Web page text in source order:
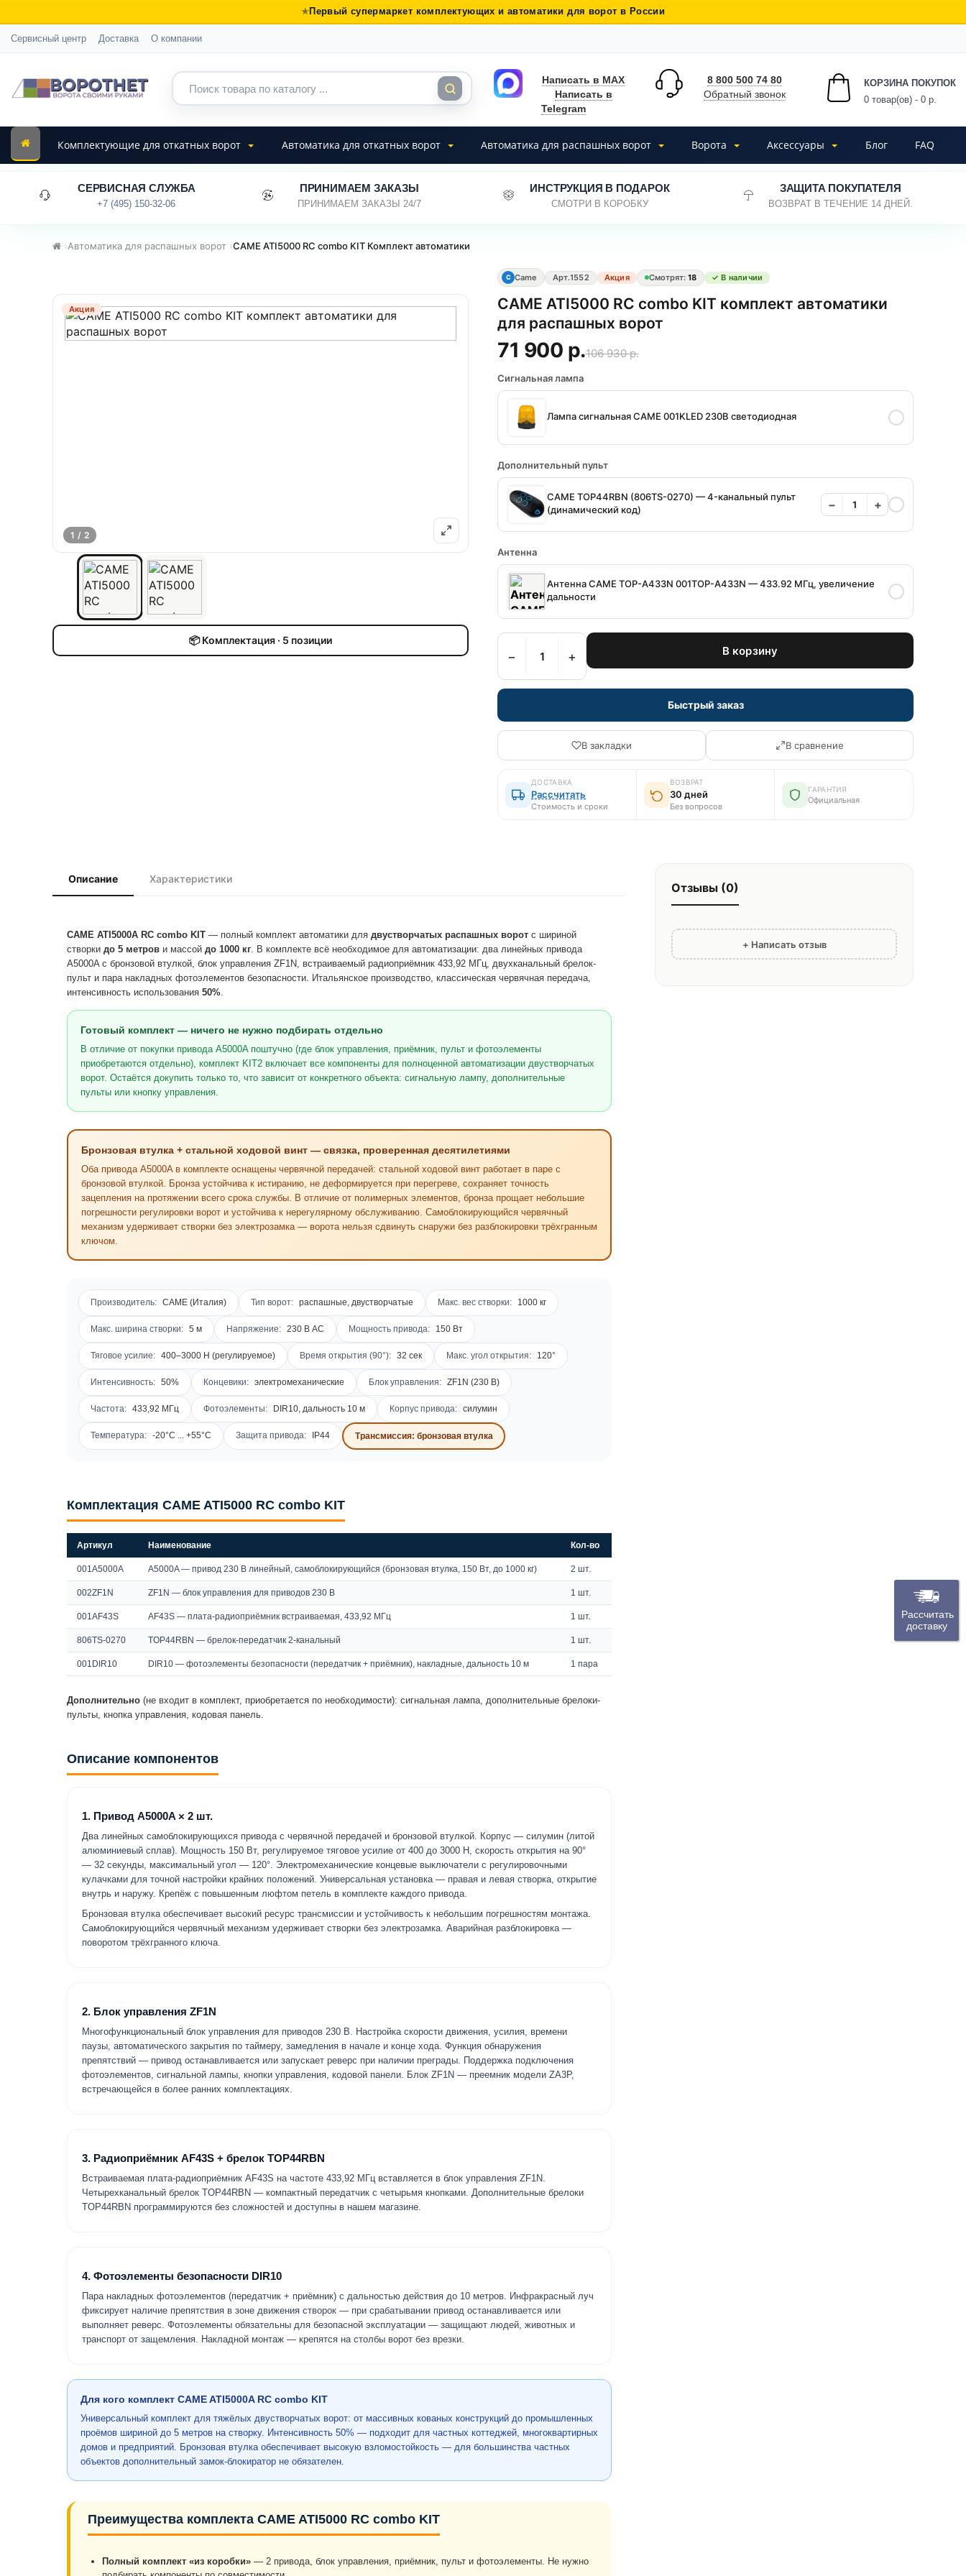
Первый супермаркет комплектующих и автоматики для ворот в России
Сервисный центр Доставка О компании
Написать в MAX
Написать в
Telegram
8 800 500 74 80
Обратный звонок
КОРЗИНА ПОКУПОК
0 товар(ов) - 0 р.
Комплектующие для откатных ворот Автоматика для откатных ворот Автоматика для распашных ворот Ворота Аксессуары Блог FAQ
СЕРВИСНАЯ СЛУЖБА
+7 (495) 150-32-06
ПРИНИМАЕМ ЗАКАЗЫ
ПРИНИМАЕМ ЗАКАЗЫ 24/7
ИНСТРУКЦИЯ В ПОДАРОК
СМОТРИ В КОРОБКУ
ЗАЩИТА ПОКУПАТЕЛЯ
ВОЗВРАТ В ТЕЧЕНИЕ 14 ДНЕЙ.
›Автоматика для распашных ворот ›CAME ATI5000 RC combo KIT Комплект автоматики
Акция
1 / 2
📦 Комплектация · 5 позиции
C Came Арт.1552 Акция Смотрят: 18 ✓ В наличии
CAME ATI5000 RC combo KIT комплект автоматики
для распашных ворот
71 900 р.106 930 р.
Сигнальная лампа
Лампа сигнальная CAME 001KLED 230B светодиодная
Дополнительный пульт
CAME TOP44RBN (806TS-0270) — 4-канальный пульт
(динамический код)
− +
Антенна
Антенна CAME TOP-A433N 001TOP-A433N — 433.92 МГц, увеличение
дальности
− + В корзину
Быстрый заказ
В закладки В сравнение
ДОСТАВКА
Рассчитать
Стоимость и сроки
ВОЗВРАТ
30 дней
Без вопросов
ГАРАНТИЯ
Официальная
Описание Характеристики
CAME ATI5000A RC combo KIT — полный комплект автоматики для двустворчатых распашных ворот с шириной
створки до 5 метров и массой до 1000 кг. В комплекте всё необходимое для автоматизации: два линейных привода
A5000A с бронзовой втулкой, блок управления ZF1N, встраиваемый радиоприёмник 433,92 МГц, двухканальный брелок-
пульт и пара накладных фотоэлементов безопасности. Итальянское производство, классическая червячная передача,
интенсивность использования 50%.
Готовый комплект — ничего не нужно подбирать отдельно
В отличие от покупки привода A5000A поштучно (где блок управления, приёмник, пульт и фотоэлементы
приобретаются отдельно), комплект KIT2 включает все компоненты для полноценной автоматизации двустворчатых
ворот. Остаётся докупить только то, что зависит от конкретного объекта: сигнальную лампу, дополнительные
пульты или кнопку управления.
Бронзовая втулка + стальной ходовой винт — связка, проверенная десятилетиями
Оба привода A5000A в комплекте оснащены червячной передачей: стальной ходовой винт работает в паре с
бронзовой втулкой. Бронза устойчива к истиранию, не деформируется при перегреве, сохраняет точность
зацепления на протяжении всего срока службы. В отличие от полимерных элементов, бронза прощает небольшие
погрешности регулировки ворот и устойчива к нерегулярному обслуживанию. Самоблокирующийся червячный
механизм удерживает створки без электрозамка — ворота нельзя сдвинуть снаружи без разблокировки трёхгранным
ключом.
Производитель: CAME (Италия) Тип ворот: распашные, двустворчатые Макс. вес створки: 1000 кг
Макс. ширина створки: 5 м Напряжение: 230 В AC Мощность привода: 150 Вт
Тяговое усилие: 400–3000 Н (регулируемое) Время открытия (90°): 32 сек Макс. угол открытия: 120°
Интенсивность: 50% Концевики: электромеханические Блок управления: ZF1N (230 В)
Частота: 433,92 МГц Фотоэлементы: DIR10, дальность 10 м Корпус привода: силумин
Температура: -20°C ... +55°C Защита привода: IP44 Трансмиссия: бронзовая втулка
Комплектация CAME ATI5000 RC combo KIT
Артикул Наименование Кол-во
001A5000A A5000A — привод 230 В линейный, самоблокирующийся (бронзовая втулка, 150 Вт, до 1000 кг) 2 шт.
002ZF1N ZF1N — блок управления для приводов 230 В 1 шт.
001AF43S AF43S — плата-радиоприёмник встраиваемая, 433,92 МГц 1 шт.
806TS-0270 TOP44RBN — брелок-передатчик 2-канальный 1 шт.
001DIR10 DIR10 — фотоэлементы безопасности (передатчик + приёмник), накладные, дальность 10 м 1 пара
Дополнительно (не входит в комплект, приобретается по необходимости): сигнальная лампа, дополнительные брелоки-
пульты, кнопка управления, кодовая панель.
Описание компонентов
1. Привод A5000A × 2 шт.
Два линейных самоблокирующихся привода с червячной передачей и бронзовой втулкой. Корпус — силумин (литой
алюминиевый сплав). Мощность 150 Вт, регулируемое тяговое усилие от 400 до 3000 Н, скорость открытия на 90°
— 32 секунды, максимальный угол — 120°. Электромеханические концевые выключатели с регулировочными
кулачками для точной настройки крайних положений. Универсальная установка — правая и левая створка, открытие
внутрь и наружу. Крепёж с повышенным люфтом петель в комплекте каждого привода.
Бронзовая втулка обеспечивает высокий ресурс трансмиссии и устойчивость к небольшим погрешностям монтажа.
Самоблокирующийся червячный механизм удерживает створки без электрозамка. Аварийная разблокировка —
поворотом трёхгранного ключа.
2. Блок управления ZF1N
Многофункциональный блок управления для приводов 230 В. Настройка скорости движения, усилия, времени
паузы, автоматического закрытия по таймеру, замедления в начале и конце хода. Функция обнаружения
препятствий — привод останавливается или запускает реверс при наличии преграды. Поддержка подключения
фотоэлементов, сигнальной лампы, кнопки управления, кодовой панели. Блок ZF1N — преемник модели ZA3P,
встречающейся в более ранних комплектациях.
3. Радиоприёмник AF43S + брелок TOP44RBN
Встраиваемая плата-радиоприёмник AF43S на частоте 433,92 МГц вставляется в блок управления ZF1N.
Четырехканальный брелок TOP44RBN — компактный передатчик с четырьмя кнопками. Дополнительные брелоки
TOP44RBN программируются без сложностей и доступны в нашем магазине.
4. Фотоэлементы безопасности DIR10
Пара накладных фотоэлементов (передатчик + приёмник) с дальностью действия до 10 метров. Инфракрасный луч
фиксирует наличие препятствия в зоне движения створок — при срабатывании привод останавливается или
выполняет реверс. Фотоэлементы обязательны для безопасной эксплуатации — защищают людей, животных и
транспорт от защемления. Накладной монтаж — крепятся на столбы ворот без врезки.
Для кого комплект CAME ATI5000A RC combo KIT
Универсальный комплект для тяжёлых двустворчатых ворот: от массивных кованых конструкций до промышленных
проёмов шириной до 5 метров на створку. Интенсивность 50% — подходит для частных коттеджей, многоквартирных
домов и предприятий. Бронзовая втулка обеспечивает высокую взломостойкость — для большинства частных
объектов дополнительный замок-блокиратор не обязателен.
Преимущества комплекта CAME ATI5000 RC combo KIT
Полный комплект «из коробки» — 2 привода, блок управления, приёмник, пульт и фотоэлементы. Не нужно
Отзывы (0)
+ Написать отзыв
Рассчитать
доставку